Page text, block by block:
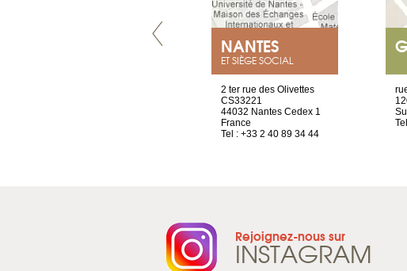
NANTES
ET SIÈGE SOCIAL
2 ter rue des Olivettes
CS33221
44032 Nantes Cedex 1
France
Tel : +33 2 40 89 34 44
Rejoignez-nous sur
INSTAGRAM